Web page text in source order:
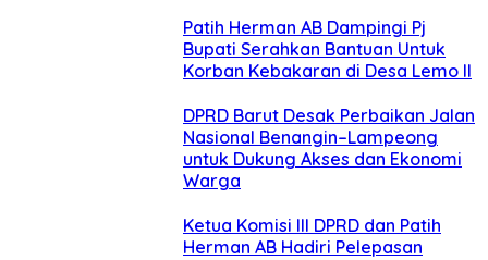
Patih Herman AB Dampingi Pj
Bupati Serahkan Bantuan Untuk
Korban Kebakaran di Desa Lemo II
DPRD Barut Desak Perbaikan Jalan
Nasional Benangin–Lampeong
untuk Dukung Akses dan Ekonomi
Warga
Ketua Komisi III DPRD dan Patih
Herman AB Hadiri Pelepasan